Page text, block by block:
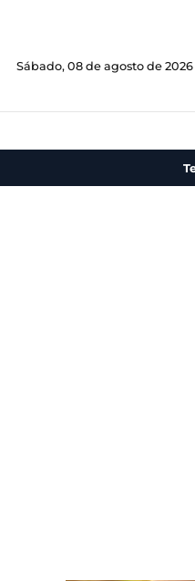
Sábado, 08 de agosto de 2026